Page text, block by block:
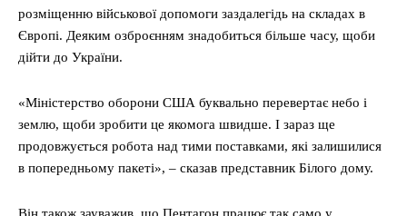
розміщенню військової допомоги заздалегідь на складах в
Європі. Деяким озброєнням знадобиться більше часу, щоби
дійти до України.
«Міністерство оборони США буквально перевертає небо і
землю, щоби зробити це якомога швидше. І зараз ще
продовжується робота над тими поставками, які залишилися
в попередньому пакеті», – сказав представник Білого дому.